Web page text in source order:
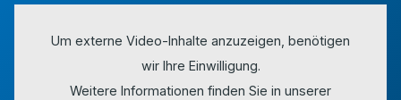
Um externe Video-Inhalte anzuzeigen, benötigen
wir Ihre Einwilligung.
Weitere Informationen finden Sie in unserer